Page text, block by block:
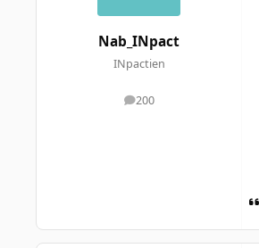
Nab_INpact
INpactien
200
messages